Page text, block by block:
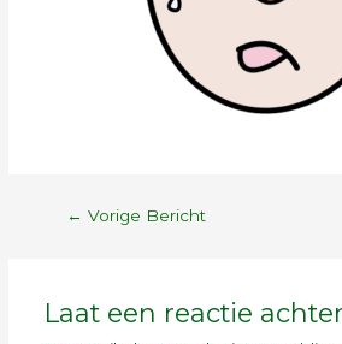
← Vorige Bericht
Laat een reactie achter